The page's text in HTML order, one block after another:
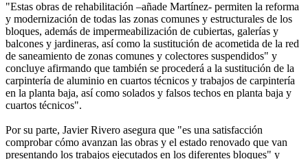
"Estas obras de rehabilitación –añade Martínez- permiten la reforma
y modernización de todas las zonas comunes y estructurales de los
bloques, además de impermeabilización de cubiertas, galerías y
balcones y jardineras, así como la sustitución de acometida de la red
de saneamiento de zonas comunes y colectores suspendidos" y
concluye afirmando que también se procederá a la sustitución de la
carpintería de aluminio en cuartos técnicos y trabajos de carpintería
en la planta baja, así como solados y falsos techos en planta baja y
cuartos técnicos".
Por su parte, Javier Rivero asegura que "es una satisfacción
comprobar cómo avanzan las obras y el estado renovado que van
presentando los trabajos ejecutados en los diferentes bloques" y